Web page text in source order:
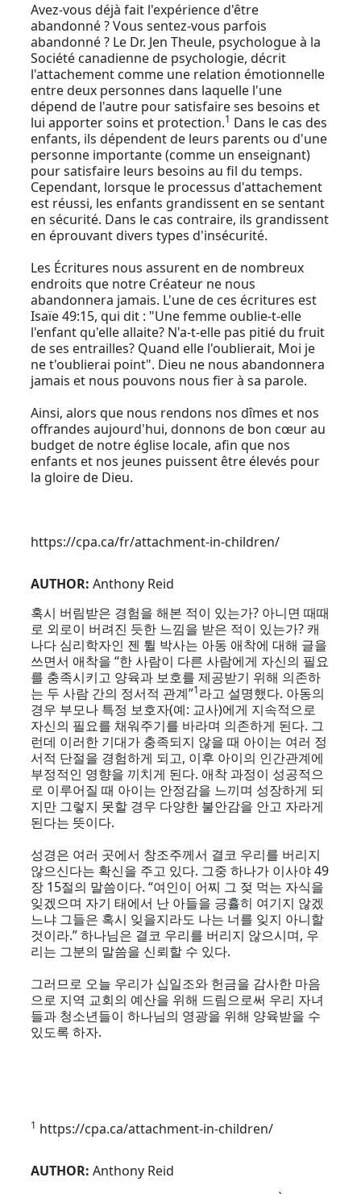
Avez-vous déjà fait l'expérience d'être
abandonné ? Vous sentez-vous parfois
abandonné ? Le Dr. Jen Theule, psychologue à la
Société canadienne de psychologie, décrit
l'attachement comme une relation émotionnelle
entre deux personnes dans laquelle l'une
dépend de l'autre pour satisfaire ses besoins et
lui apporter soins et protection.1 Dans le cas des
enfants, ils dépendent de leurs parents ou d'une
personne importante (comme un enseignant)
pour satisfaire leurs besoins au fil du temps.
Cependant, lorsque le processus d'attachement
est réussi, les enfants grandissent en se sentant
en sécurité. Dans le cas contraire, ils grandissent
en éprouvant divers types d'insécurité.
Les Écritures nous assurent en de nombreux
endroits que notre Créateur ne nous
abandonnera jamais. L'une de ces écritures est
Isaïe 49:15, qui dit : "Une femme oublie-t-elle
l'enfant qu'elle allaite? N'a-t-elle pas pitié du fruit
de ses entrailles? Quand elle l'oublierait, Moi je
ne t'oublierai point". Dieu ne nous abandonnera
jamais et nous pouvons nous fier à sa parole.
Ainsi, alors que nous rendons nos dîmes et nos
offrandes aujourd'hui, donnons de bon cœur au
budget de notre église locale, afin que nos
enfants et nos jeunes puissent être élevés pour
la gloire de Dieu.
https://cpa.ca/fr/attachment-in-children/
AUTHOR:Anthony Reid
혹시 버림받은 경험을 해본 적이 있는가? 아니면 때때
로 외로이 버려진 듯한 느낌을 받은 적이 있는가? 캐
나다 심리학자인 젠 튈 박사는 아동 애착에 대해 글을
쓰면서 애착을 “한 사람이 다른 사람에게 자신의 필요
를 충족시키고 양육과 보호를 제공받기 위해 의존하
는 두 사람 간의 정서적 관계”1라고 설명했다. 아동의
경우 부모나 특정 보호자(예: 교사)에게 지속적으로
자신의 필요를 채워주기를 바라며 의존하게 된다. 그
런데 이러한 기대가 충족되지 않을 때 아이는 여러 정
서적 단절을 경험하게 되고, 이후 아이의 인간관계에
부정적인 영향을 끼치게 된다. 애착 과정이 성공적으
로 이루어질 때 아이는 안정감을 느끼며 성장하게 되
지만 그렇지 못할 경우 다양한 불안감을 안고 자라게
된다는 뜻이다.
성경은 여러 곳에서 창조주께서 결코 우리를 버리지
않으신다는 확신을 주고 있다. 그중 하나가 이사야 49
장 15절의 말씀이다. “여인이 어찌 그 젖 먹는 자식을
잊겠으며 자기 태에서 난 아들을 긍휼히 여기지 않겠
느냐 그들은 혹시 잊을지라도 나는 너를 잊지 아니할
것이라.” 하나님은 결코 우리를 버리지 않으시며, 우
리는 그분의 말씀을 신뢰할 수 있다.
그러므로 오늘 우리가 십일조와 헌금을 감사한 마음
으로 지역 교회의 예산을 위해 드림으로써 우리 자녀
들과 청소년들이 하나님의 영광을 위해 양육받을 수
있도록 하자.
1 https://cpa.ca/attachment-in-children/
AUTHOR:Anthony Reid